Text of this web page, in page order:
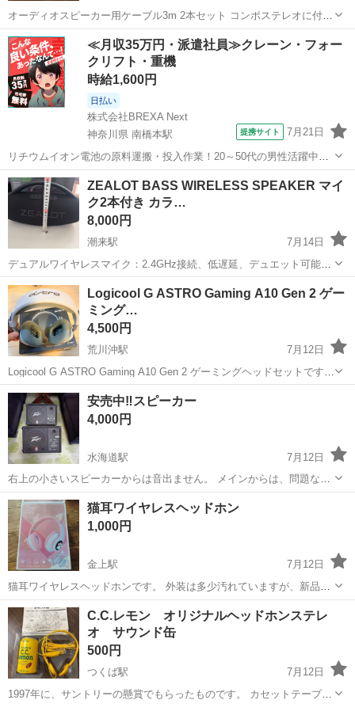
オーディオスピーカー用ケーブル3m 2本セット コンポステレオに付属
していたケーブルです。中古美品 取りに来て頂ける方に格安でお譲り
します。
茨城 水戸市 水戸駅 オーディオ ケーブル
≪月収35万円・派遣社員≫クレーン・フォー
クリフト・重機
時給1,600円
日払い
株式会社BREXA Next
神奈川県 南橋本駅
提携サイト 7月21日
リチウムイオン電池の原料運搬・投入作業！20～50代の男性活躍中★
ワンルーム寮完備！赴任旅費会社負担！年間休日130日★フォークリフ
ト免許お持ちの方、活躍中！就業先食堂利用可★《神奈川県相模原
市》 人気の工場のお仕事 ◇電...
神奈川 相模原市
ZEALOT BASS WIRELESS SPEAKER マイ
ク2本付き カラ…
8,000円
潮来駅
7月14日
デュアルワイヤレスマイク：2.4GHz接続、低遅延、デュエット可能。
• Bluetooth 5.2：安定接続、最大約10m。 • 重低音強化：大口径スピー
カー、迫力のサウンド￼￼￼。 • 多機能：RGBライト、TFカ...
茨城 潮来市
Logicool G ASTRO Gaming A10 Gen 2 ゲー
ミング…
4,500円
荒川沖駅
7月12日
Logicool G ASTRO Gaming A10 Gen 2 ゲーミングヘッドセットです。
ゲームをするのに購入しましたが子育て中の父にゲームしている時間
茨城 稲敷郡 荒川沖駅
安売中‼️スピーカー
4,000円
水海道駅
7月12日
右上の小さいスピーカーからは音出ません。 メインからは、問題なく
音出来ます。
茨城 常総市 水海道駅 オーディオ
猫耳ワイヤレスヘッドホン
1,000円
金上駅
7月12日
猫耳ワイヤレスヘッドホンです。 外装は多少汚れていますが、新品未
使用品です。 本日午前中か19時以降、明日〜20時以降のお渡しとなり
ます。金上しゃぼん待ち合わせです。よろしくお願いします。
茨城 ひたちなか市 オーディオ
C.C.レモン オリジナルヘッドホンステレ
オ サウンド缶
500円
つくば駅
7月12日
1997年に、サントリーの懸賞でもらったものです。 カセットテープの